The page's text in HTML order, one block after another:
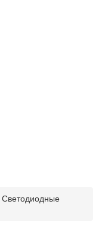
Светодиодные